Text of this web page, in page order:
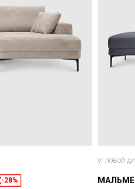
-28%
угловой